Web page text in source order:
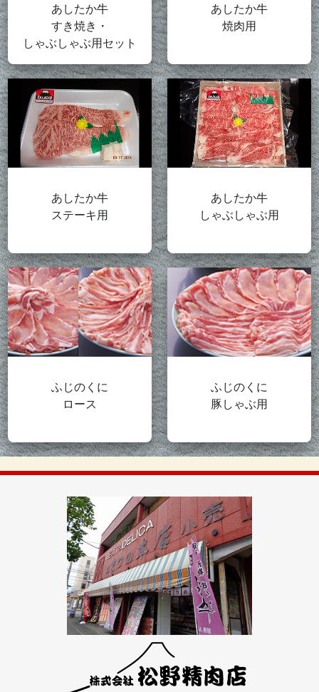
あしたか牛
すき焼き・
しゃぶしゃぶ用セット
あしたか牛
焼肉用
あしたか牛
ステーキ用
あしたか牛
しゃぶしゃぶ用
ふじのくに
ロース
ふじのくに
豚しゃぶ用